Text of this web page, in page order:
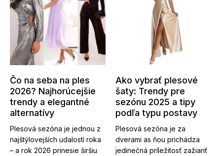
Čo na seba na ples
2026? Najhorúcejšie
trendy a elegantné
alternatívy
Plesová sezóna je jednou z
najštýlovejších udalostí roka
– a rok 2026 prinesie širšiu
Ako vybrať plesové
šaty: Trendy pre
sezónu 2025 a tipy
podľa typu postavy
Plesová sezóna je za
dverami as ňou prichádza
jedinečná príležitosť zažiariť